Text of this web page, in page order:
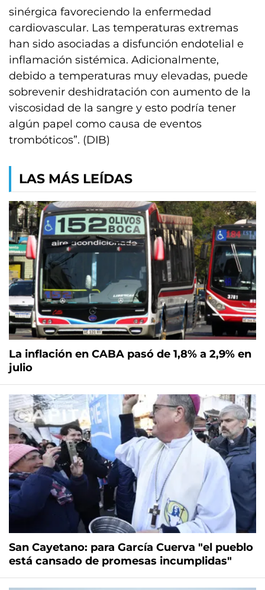
sinérgica favoreciendo la enfermedad
cardiovascular. Las temperaturas extremas
han sido asociadas a disfunción endotelial e
inflamación sistémica. Adicionalmente,
debido a temperaturas muy elevadas, puede
sobrevenir deshidratación con aumento de la
viscosidad de la sangre y esto podría tener
algún papel como causa de eventos
trombóticos”. (DIB)
LAS MÁS LEÍDAS
La inflación en CABA pasó de 1,8% a 2,9% en
julio
San Cayetano: para García Cuerva "el pueblo
está cansado de promesas incumplidas"